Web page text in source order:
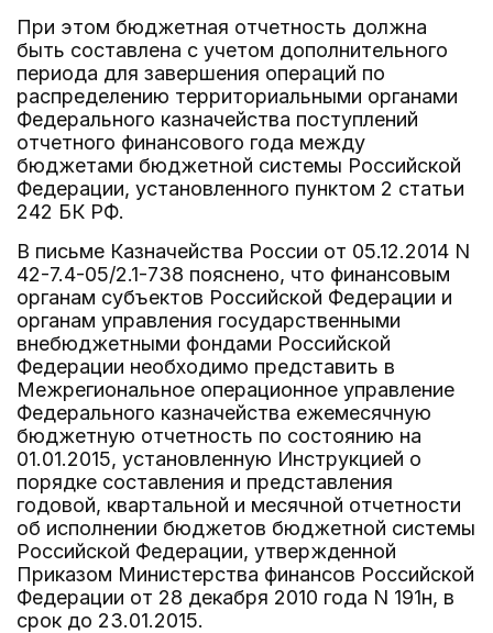
При этом бюджетная отчетность должна
быть составлена с учетом дополнительного
периода для завершения операций по
распределению территориальными органами
Федерального казначейства поступлений
отчетного финансового года между
бюджетами бюджетной системы Российской
Федерации, установленного пунктом 2 статьи
242 БК РФ.
В письме Казначейства России от 05.12.2014 N
42-7.4-05/2.1-738 пояснено, что финансовым
органам субъектов Российской Федерации и
органам управления государственными
внебюджетными фондами Российской
Федерации необходимо представить в
Межрегиональное операционное управление
Федерального казначейства ежемесячную
бюджетную отчетность по состоянию на
01.01.2015, установленную Инструкцией о
порядке составления и представления
годовой, квартальной и месячной отчетности
об исполнении бюджетов бюджетной системы
Российской Федерации, утвержденной
Приказом Министерства финансов Российской
Федерации от 28 декабря 2010 года N 191н, в
срок до 23.01.2015.